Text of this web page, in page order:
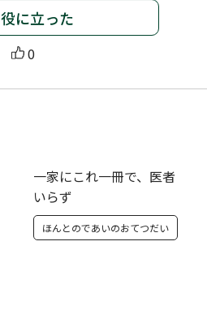
役に立った
0
一家にこれ一冊で、医者
いらず
ほんとのであいのおてつだい